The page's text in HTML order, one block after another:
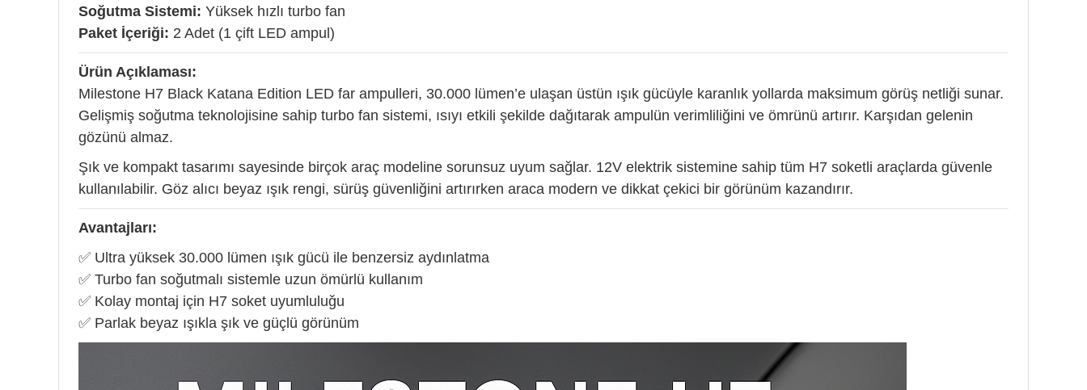
Soğutma Sistemi: Yüksek hızlı turbo fan
Paket İçeriği: 2 Adet (1 çift LED ampul)
Ürün Açıklaması:
Milestone H7 Black Katana Edition LED far ampulleri, 30.000 lümen’e ulaşan üstün ışık gücüyle karanlık yollarda maksimum görüş netliği sunar.
Gelişmiş soğutma teknolojisine sahip turbo fan sistemi, ısıyı etkili şekilde dağıtarak ampulün verimliliğini ve ömrünü artırır. Karşıdan gelenin
gözünü almaz.
Şık ve kompakt tasarımı sayesinde birçok araç modeline sorunsuz uyum sağlar. 12V elektrik sistemine sahip tüm H7 soketli araçlarda güvenle
kullanılabilir. Göz alıcı beyaz ışık rengi, sürüş güvenliğini artırırken araca modern ve dikkat çekici bir görünüm kazandırır.
Avantajları:
✅ Ultra yüksek 30.000 lümen ışık gücü ile benzersiz aydınlatma
✅ Turbo fan soğutmalı sistemle uzun ömürlü kullanım
✅ Kolay montaj için H7 soket uyumluluğu
✅ Parlak beyaz ışıkla şık ve güçlü görünüm